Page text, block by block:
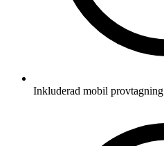
Inkluderad mobil provtagning